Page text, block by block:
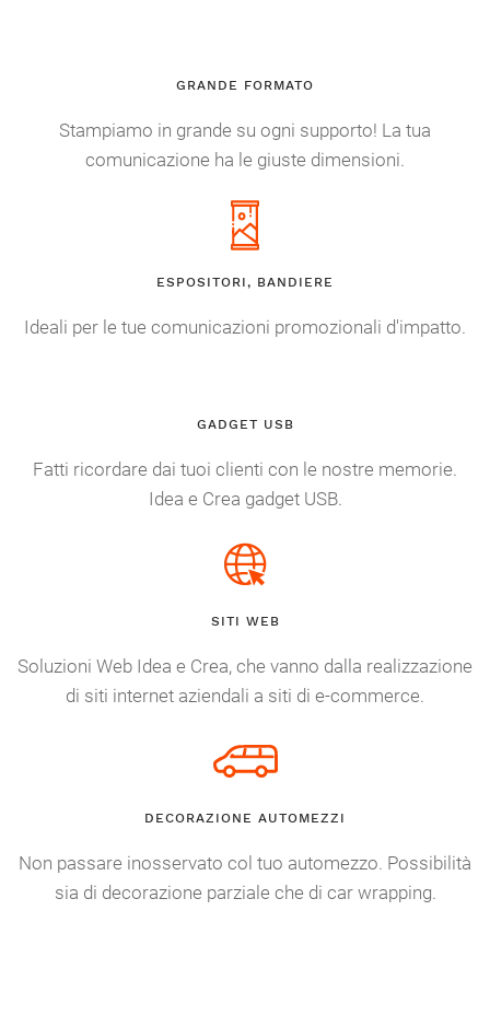
GRANDE FORMATO
Stampiamo in grande su ogni supporto! La tua
comunicazione ha le giuste dimensioni.
ESPOSITORI, BANDIERE
Ideali per le tue comunicazioni promozionali d'impatto.
GADGET USB
Fatti ricordare dai tuoi clienti con le nostre memorie.
Idea e Crea gadget USB.
SITI WEB
Soluzioni Web Idea e Crea, che vanno dalla realizzazione
di siti internet aziendali a siti di e-commerce.
DECORAZIONE AUTOMEZZI
Non passare inosservato col tuo automezzo. Possibilità
sia di decorazione parziale che di car wrapping.